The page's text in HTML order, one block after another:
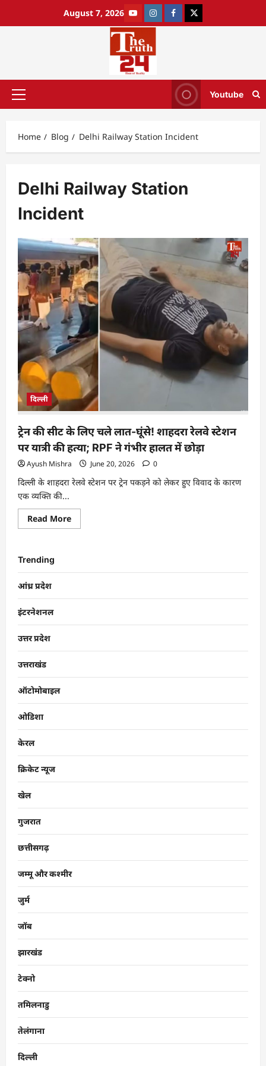
August 7, 2026
Youtube
Home Blog Delhi Railway Station Incident
Delhi Railway Station
Incident
दिल्ली
ट्रेन की सीट के लिए चले लात-घूंसे! शाहदरा रेलवे स्टेशन
पर यात्री की हत्या; RPF ने गंभीर हालत में छोड़ा
Ayush Mishra June 20, 2026 0
दिल्ली के शाहदरा रेलवे स्टेशन पर ट्रेन पकड़ने को लेकर हुए विवाद के कारण
एक व्यक्ति की...
Read More
Trending
आंध्र प्रदेश
इंटरनेशनल
उत्तर प्रदेश
उत्तराखंड
ऑटोमोबाइल
ओडिशा
केरल
क्रिकेट न्यूज
खेल
गुजरात
छत्तीसगढ़
जम्मू और कश्मीर
जुर्म
जॉब
झारखंड
टेक्नो
तमिलनाडु
तेलंगाना
दिल्ली